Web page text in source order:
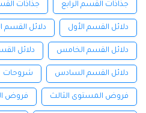
جذاذات القسم الرابع جذاذات
دلائل القسم الأول دلائل القسم
دلائل القسم الخامس دلائل
دلائل القسم السادس شروحات
فروض المستوى الثالث فروض